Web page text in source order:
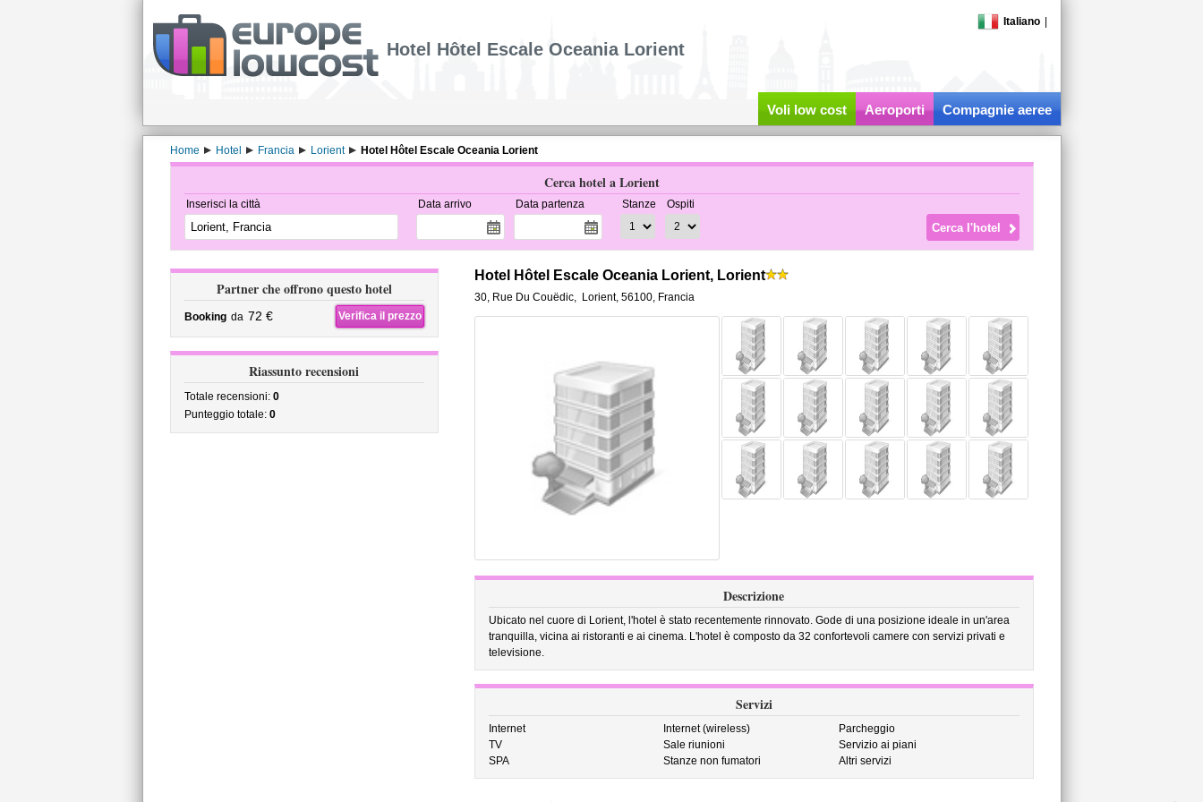
Italiano
Hotel Hôtel Escale Oceania Lorient
Voli low cost Aeroporti Compagnie aeree
Home Hotel Francia Lorient Hotel Hôtel Escale Oceania Lorient
Cerca hotel a Lorient
Inserisci la città Data arrivo Data partenza Stanze Ospiti
Partner che offrono questo hotel
Booking da 72 € Verifica il prezzo
Riassunto recensioni
Totale recensioni: 0
Punteggio totale: 0
Hotel Hôtel Escale Oceania Lorient, Lorient
30, Rue Du Couëdic, Lorient, 56100, Francia
Descrizione
Ubicato nel cuore di Lorient, l'hotel è stato recentemente rinnovato. Gode di una posizione ideale in un'area
tranquilla, vicina ai ristoranti e ai cinema. L'hotel è composto da 32 confortevoli camere con servizi privati e
televisione.
Servizi
Internet Internet (wireless)
Parcheggio
TV
Sale riunioni
Servizio ai piani
SPA
Stanze non fumatori Altri servizi